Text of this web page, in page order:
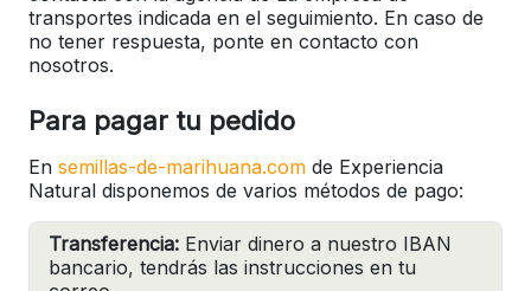
transportes indicada en el seguimiento. En caso de
no tener respuesta, ponte en contacto con
nosotros.
Para pagar tu pedido
En semillas-de-marihuana.com de Experiencia
Natural disponemos de varios métodos de pago:
Transferencia: Enviar dinero a nuestro IBAN
bancario, tendrás las instrucciones en tu